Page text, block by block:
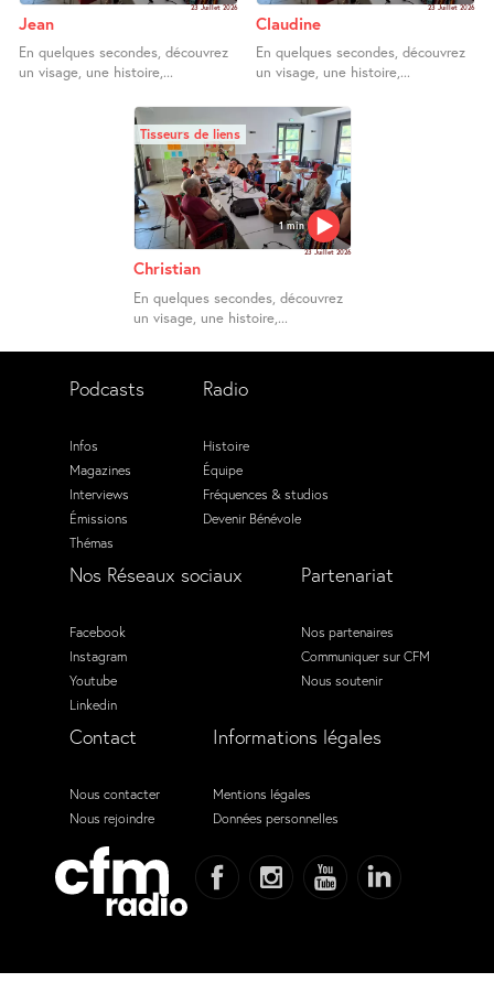
23 Juillet 2026
Jean
En quelques secondes, découvrez
un visage, une histoire,...
23 Juillet 2026
Claudine
En quelques secondes, découvrez
un visage, une histoire,...
1 min
Tisseurs de liens
23 Juillet 2026
Christian
En quelques secondes, découvrez
un visage, une histoire,...
Podcasts
Infos
Magazines
Interviews
Émissions
Thémas
Radio
Histoire
Équipe
Fréquences & studios
Devenir Bénévole
Nos Réseaux sociaux
Facebook
Instagram
Youtube
Linkedin
Partenariat
Nos partenaires
Communiquer sur CFM
Nous soutenir
Contact
Nous contacter
Nous rejoindre
Informations légales
Mentions légales
Données personnelles